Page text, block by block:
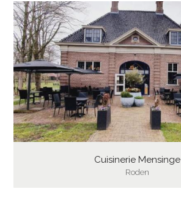
Cuisinerie Mensinge
Roden